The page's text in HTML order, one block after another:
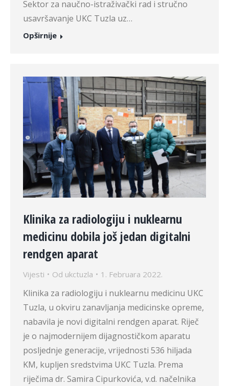
Sektor za naučno-istraživački rad i stručno
usavršavanje UKC Tuzla uz…
Opširnije
Klinika za radiologiju i nuklearnu
medicinu dobila još jedan digitalni
rendgen aparat
Vijesti Od ukctuzla 1. Februara 2022.
Klinika za radiologiju i nuklearnu medicinu UKC
Tuzla, u okviru zanavljanja medicinske opreme,
nabavila je novi digitalni rendgen aparat. Riječ
je o najmodernijem dijagnostičkom aparatu
posljednje generacije, vrijednosti 536 hiljada
KM, kupljen sredstvima UKC Tuzla. Prema
riječima dr. Samira Cipurkovića, v.d. načelnika